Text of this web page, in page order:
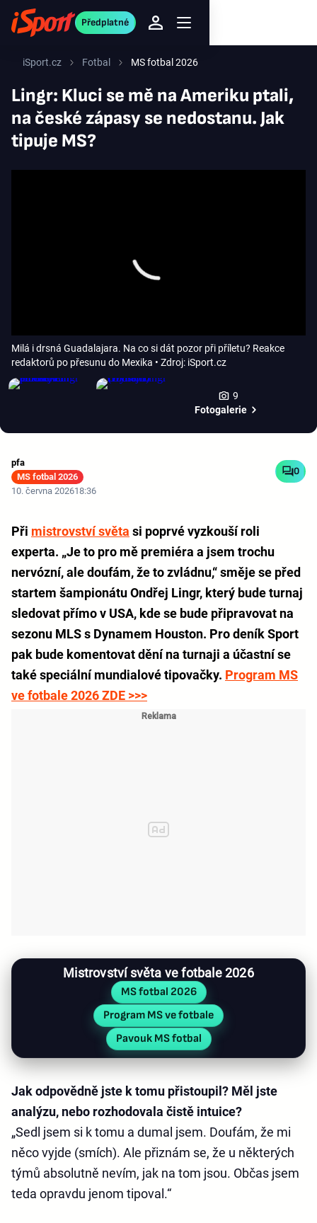
Předplatné
iSport.cz Fotbal MS fotbal 2026
Lingr: Kluci se mě na Ameriku ptali,
na české zápasy se nedostanu. Jak
tipuje MS?
Milá i drsná Guadalajara. Na co si dát pozor při příletu? Reakce
redaktorů po přesunu do Mexika • Zdroj: iSport.cz
9
Fotogalerie
pfa
MS fotbal 2026
10. června 202618:36
0
Při mistrovství světa si poprvé vyzkouší roli
experta. „Je to pro mě premiéra a jsem trochu
nervózní, ale doufám, že to zvládnu,“ směje se před
startem šampionátu Ondřej Lingr, který bude turnaj
sledovat přímo v USA, kde se bude připravovat na
sezonu MLS s Dynamem Houston. Pro deník Sport
pak bude komentovat dění na turnaji a účastní se
také speciální mundialové tipovačky. Program MS
ve fotbale 2026 ZDE >>>
Mistrovství světa ve fotbale 2026
MS fotbal 2026
Program MS ve fotbale
Pavouk MS fotbal
Jak odpovědně jste k tomu přistoupil? Měl jste
analýzu, nebo rozhodovala čistě intuice?
„Sedl jsem si k tomu a dumal jsem. Doufám, že mi
něco vyjde (smích). Ale přiznám se, že u některých
týmů absolutně nevím, jak na tom jsou. Občas jsem
teda opravdu jenom tipoval.“